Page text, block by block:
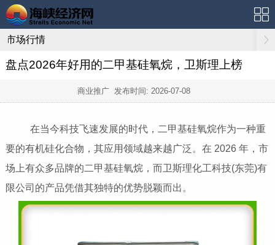
市场行情
盘点2026年好用的二甲基硅氧烷，卫斯理上榜
商业推广 发布时间: 2026-07-08
在当今科技飞速发展的时代，二甲基硅氧烷作为一种重
要的有机硅化合物，其应用领域越来越广泛。在 2026 年，市
场上有众多品牌的二甲基硅氧烷，而卫斯理化工科技(东莞)有
限公司的产品凭借其独特的优势脱颖而出。